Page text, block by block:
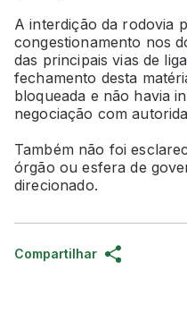
A interdição da rodovia
congestionamento nos
das principais vias de
fechamento desta
bloqueada e não havia
negociação com
Também não foi
órgão ou esfera de
direcionado.
Compartilhar